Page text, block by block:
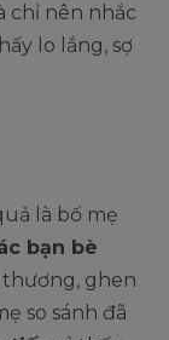
chỉ nên nhắc
lo lắng, sợ
là bố mẹ
bạn bè
ghen
so sánh đã